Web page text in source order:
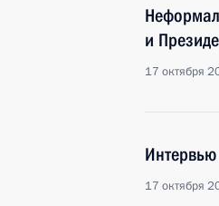
и
17 октября
Интервью
17 октября